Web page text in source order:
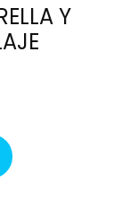
Y